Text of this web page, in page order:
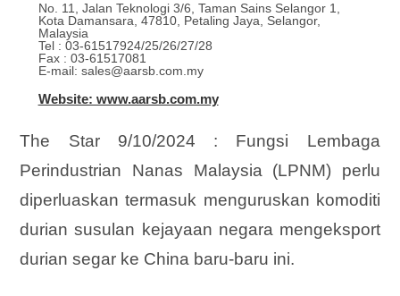
No. 11, Jalan Teknologi 3/6, Taman Sains Selangor 1,
Kota Damansara, 47810, Petaling Jaya, Selangor,
Malaysia
Tel : 03-61517924/25/26/27/28
Fax : 03-61517081
E-mail: sales@aarsb.com.my
Website: www.aarsb.com.my
The Star 9/10/2024 : Fungsi Lembaga
Perindustrian Nanas Malaysia (LPNM) perlu
diperluaskan termasuk menguruskan komoditi
durian susulan kejayaan negara mengeksport
durian segar ke China baru-baru ini.